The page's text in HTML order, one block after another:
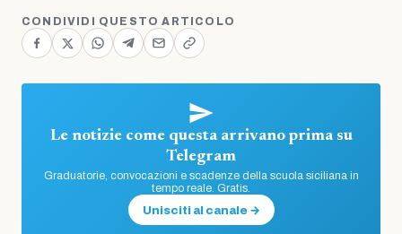
CONDIVIDI QUESTO ARTICOLO
Le notizie come questa arrivano prima su
Telegram
Graduatorie, convocazioni e scadenze della scuola siciliana in
tempo reale. Gratis.
Unisciti al canale →